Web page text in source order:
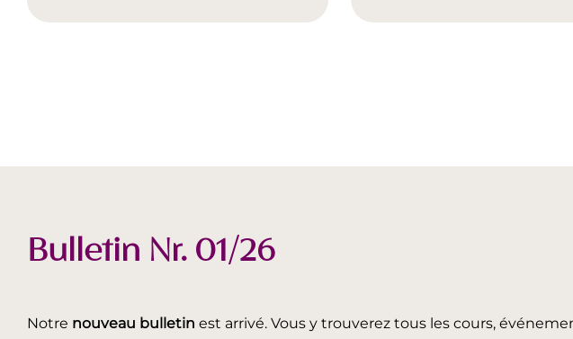
Bulletin Nr. 01/26
Notre nouveau bulletin est arrivé. Vous y trouverez tous les cours,